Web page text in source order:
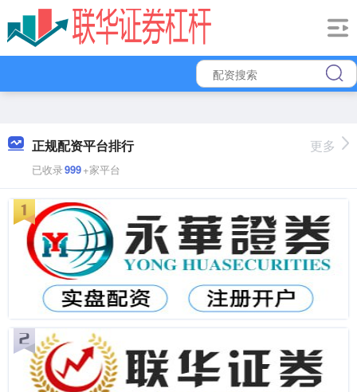
正规配资平台排行
已收录999+家平台
更多